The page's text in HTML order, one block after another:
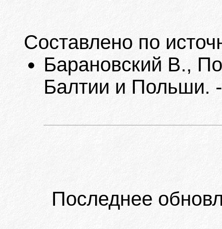
Составлено по
Барановский В.,
Балтии и Польши.
Последнее